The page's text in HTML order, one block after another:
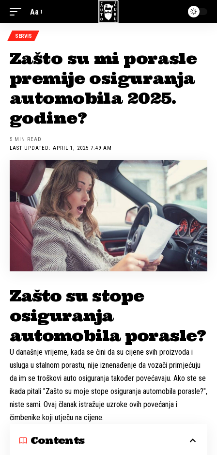
Aa
SERVIS
Zašto su mi porasle
premije osiguranja
automobila 2025.
godine?
LAST UPDATED: APRIL 1, 2025 7:49 AM
5 MIN READ
Zašto su stope
osiguranja
automobila porasle?
U današnje vrijeme, kada se čini da su cijene svih proizvoda i
usluga u stalnom porastu, nije iznenađenje da vozači primjećuju
da im se troškovi auto osiguranja također povećavaju. Ako ste se
ikada pitali "Zašto su moje stope osiguranja automobila porasle?",
niste sami. Ovaj članak istražuje uzroke ovih povećanja i
čimbenike koji utječu na cijene.
Contents